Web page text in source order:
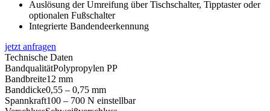
Auslösung der Umreifung über Tischschalter, Tipptaster oder
optionalen Fußschalter
Integrierte Bandendeerkennung
jetzt anfragen
Technische Daten
BandqualitätPolypropylen PP
Bandbreite12 mm
Banddicke0,55 – 0,75 mm
Spannkraft100 – 700 N einstellbar